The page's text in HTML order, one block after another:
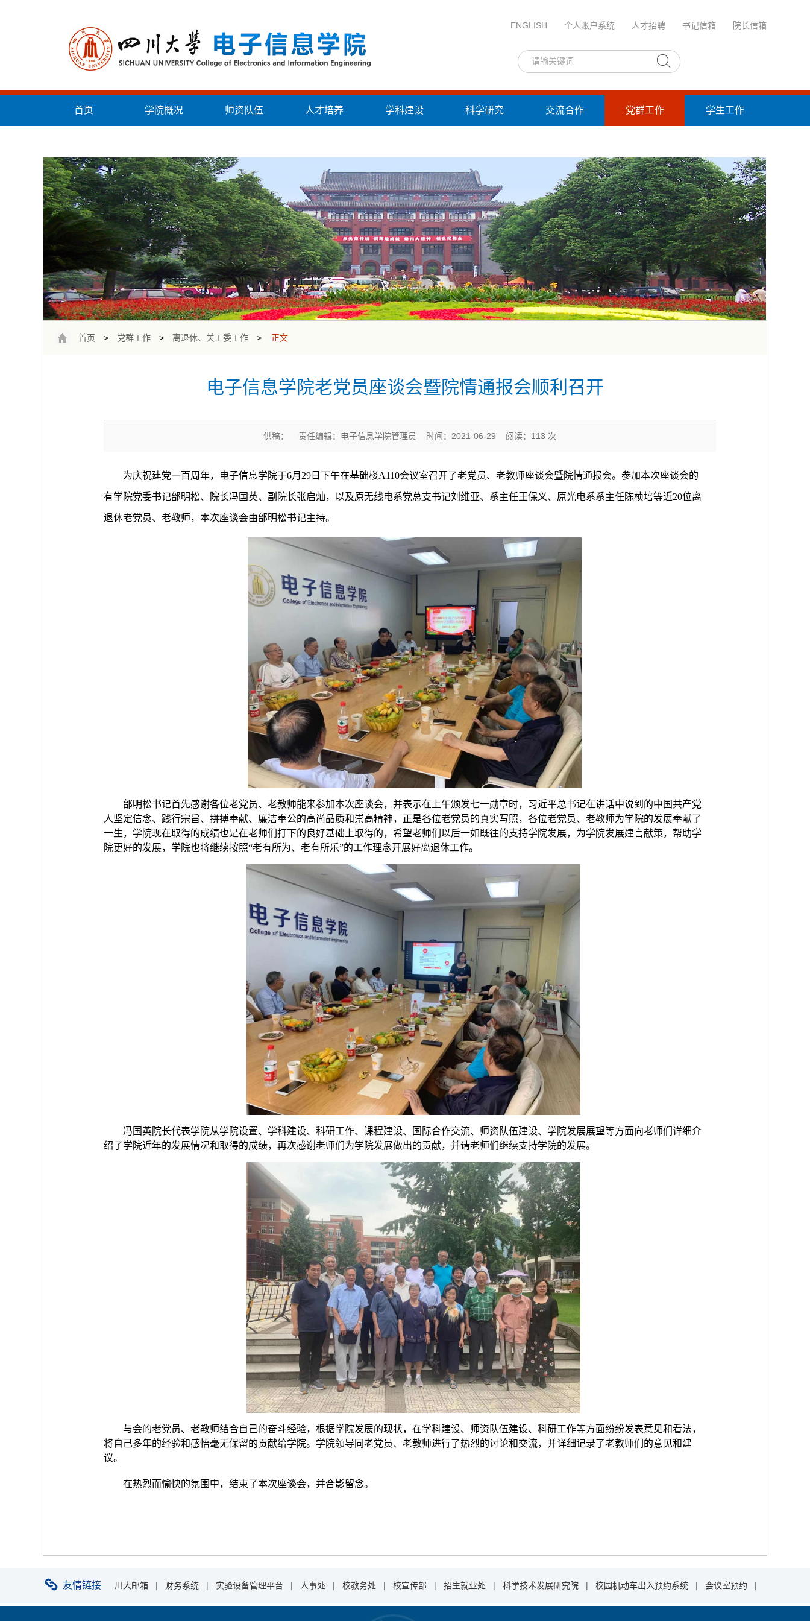
ENGLISH 个人账户系统 人才招聘 书记信箱 院长信箱
首页 学院概况 师资队伍 人才培养 学科建设 科学研究 交流合作 党群工作 学生工作
首页 > 党群工作 > 离退休、关工委工作 > 正文
电子信息学院老党员座谈会暨院情通报会顺利召开
供稿： 责任编辑：电子信息学院管理员 时间：2021-06-29 阅读： 113 次
为庆祝建党一百周年，电子信息学院于6月29日下午在基础楼A110会议室召开了老党员、老教师座谈会暨院情通报会。参加本次座谈会的
有学院党委书记邰明松、院长冯国英、副院长张启灿，以及原无线电系党总支书记刘维亚、系主任王保义、原光电系系主任陈桢培等近20位离
退休老党员、老教师，本次座谈会由邰明松书记主持。
邰明松书记首先感谢各位老党员、老教师能来参加本次座谈会，并表示在上午颁发七一勋章时，习近平总书记在讲话中说到的中国共产党
人坚定信念、践行宗旨、拼搏奉献、廉洁奉公的高尚品质和崇高精神，正是各位老党员的真实写照，各位老党员、老教师为学院的发展奉献了
一生，学院现在取得的成绩也是在老师们打下的良好基础上取得的，希望老师们以后一如既往的支持学院发展，为学院发展建言献策，帮助学
院更好的发展，学院也将继续按照“老有所为、老有所乐”的工作理念开展好离退休工作。
冯国英院长代表学院从学院设置、学科建设、科研工作、课程建设、国际合作交流、师资队伍建设、学院发展展望等方面向老师们详细介
绍了学院近年的发展情况和取得的成绩，再次感谢老师们为学院发展做出的贡献，并请老师们继续支持学院的发展。
与会的老党员、老教师结合自己的奋斗经验，根据学院发展的现状，在学科建设、师资队伍建设、科研工作等方面纷纷发表意见和看法，
将自己多年的经验和感悟毫无保留的贡献给学院。学院领导同老党员、老教师进行了热烈的讨论和交流，并详细记录了老教师们的意见和建
议。
在热烈而愉快的氛围中，结束了本次座谈会，并合影留念。
友情链接 川大邮箱 | 财务系统 | 实验设备管理平台 | 人事处 | 校教务处 | 校宣传部 | 招生就业处 | 科学技术发展研究院 | 校园机动车出入预约系统 | 会议室预约 |